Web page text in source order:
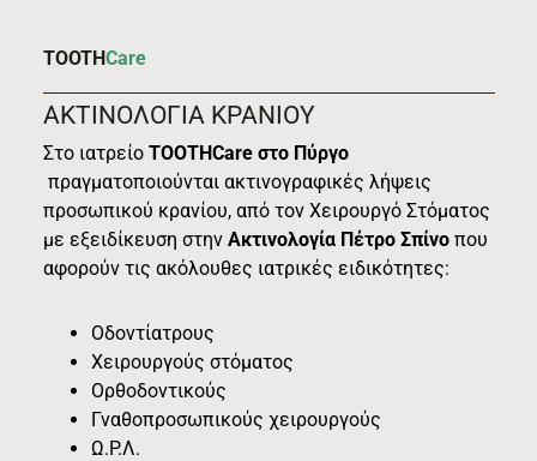
TOOTHCare
ΑΚΤΙΝΟΛΟΓΙΑ ΚΡΑΝΙΟΥ
Στο ιατρείο TΟΟΤΗCare στο Πύργο
πραγματοποιούνται ακτινογραφικές λήψεις
προσωπικού κρανίου, από τον Χειρουργό Στόματος
με εξειδίκευση στην Ακτινολογία Πέτρο Σπίνο που
αφορούν τις ακόλουθες ιατρικές ειδικότητες:
Οδοντίατρους
Χειρουργούς στόματος
Ορθοδοντικούς
Γναθοπροσωπικούς χειρουργούς
Ω.Ρ.Λ.